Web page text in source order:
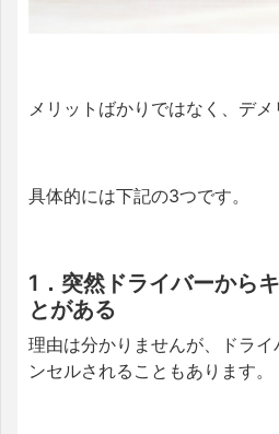
メリットばかりではなく、デメ
具体的には下記の3つです。
1．突然ドライバーから
とがある
理由は分かりませんが、ドラ
ンセルされることもあります。